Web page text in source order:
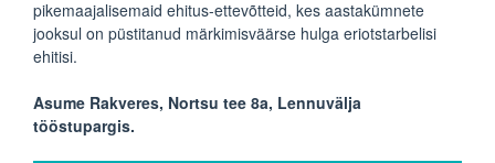
pikemaajalisemaid ehitus-ettevõtteid, kes aastakümnete
jooksul on püstitanud märkimisväärse hulga eriotstarbelisi
ehitisi.
Asume Rakveres, Nortsu tee 8a, Lennuvälja
tööstupargis.